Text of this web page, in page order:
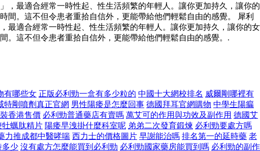
，最適合經常一時性起、性生活頻繁的年輕人。讓你更加持久，讓你的
。這不但令患者重拾自信外，更能帶給他們輕鬆自由的感覺。 犀利
最適合經常一時性起、性生活頻繁的年輕人。讓你更加持久，讓你的女
。這不但令患者重拾自信外，更能帶給他們輕鬆自由的感覺。.
有哪些女 正版必利勁一盒有多少粒的 中國十大網校排名 威爾剛哪裡有
特剛噴劑真正官網 男性陽痿是怎麼回事 德國拜耳官網購物 中學生陽瘺
香港售價 必利勁普通藥店有賣嗎 萬艾可的作用與功效及副作用 德國艾
蠣肽精片 陽痿早洩掛什麼科室呢 弟弟二次發育鍛煉 必利勁要處方嗎
力推成都中醫哮喘 西力士的價格圖片 早謝能治嗎 排名第一的延時藥 老
多少 沒有處方怎麼能買到必利勁 必利勁國家藥房能買到嗎 必利勁的副作